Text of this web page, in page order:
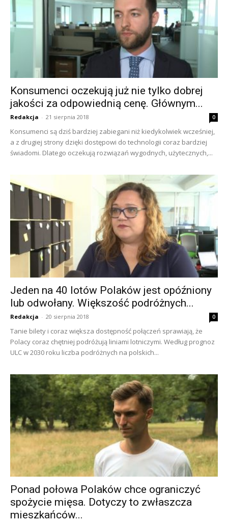
Konsumenci oczekują już nie tylko dobrej
jakości za odpowiednią cenę. Głównym...
Redakcja - 21 sierpnia 2018 0
Konsumenci są dziś bardziej zabiegani niż kiedykolwiek wcześniej,
a z drugiej strony dzięki dostępowi do technologii coraz bardziej
świadomi. Dlatego oczekują rozwiązań wygodnych, użytecznych,...
Jeden na 40 lotów Polaków jest opóźniony
lub odwołany. Większość podróżnych...
Redakcja - 20 sierpnia 2018 0
Tanie bilety i coraz większa dostępność połączeń sprawiają, że
Polacy coraz chętniej podróżują liniami lotniczymi. Według prognoz
ULC w 2030 roku liczba podróżnych na polskich...
Ponad połowa Polaków chce ograniczyć
spożycie mięsa. Dotyczy to zwłaszcza
mieszkańców...